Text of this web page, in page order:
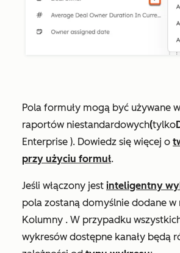
Pola formuły mogą być używane
raportów niestandardowych(tylko
Enterprise ). Dowiedz się więcej o
przy użyciu formuł.
Jeśli włączony jest inteligentny
pola zostaną domyślnie dodane w
Kolumny . W przypadku
wykresów dostępne kanały będą